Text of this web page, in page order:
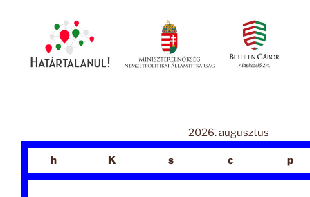
2026. augusztus
h K s c p